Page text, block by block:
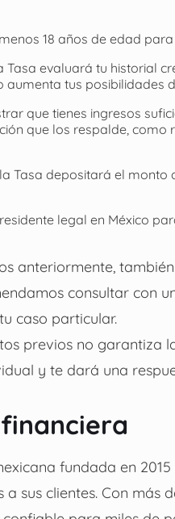
18 años de edad
Tasa evaluará tu historial
aumenta tus
que tienes ingresos
que los respalde, como
la Tasa depositará el monto
legal en México
anteriormente,
consultar con
caso particular.
previos no garantiza
y te dará una
fundada en
sus clientes. Con más